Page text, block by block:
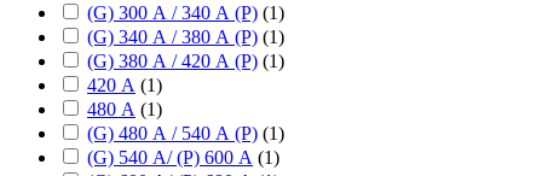
(G) 300 А / 340 А (P) (1)
(G) 340 А / 380 А (P) (1)
(G) 380 А / 420 А (P) (1)
420 А (1)
480 А (1)
(G) 480 А / 540 А (P) (1)
(G) 540 А/ (P) 600 А (1)